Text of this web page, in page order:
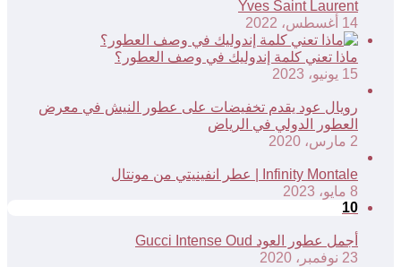
Yves Saint Laurent
14 أغسطس، 2022
ماذا تعني كلمة إندوليك في وصف العطور؟
15 يونيو، 2023
رويال عود يقدم تخفيضات على عطور النيش في معرض
العطور الدولي في الرياض
2 مارس، 2020
Infinity Montale | عطر انفينيتي من مونتال
8 مايو، 2023
10
أجمل عطور العود Gucci Intense Oud
23 نوفمبر، 2020